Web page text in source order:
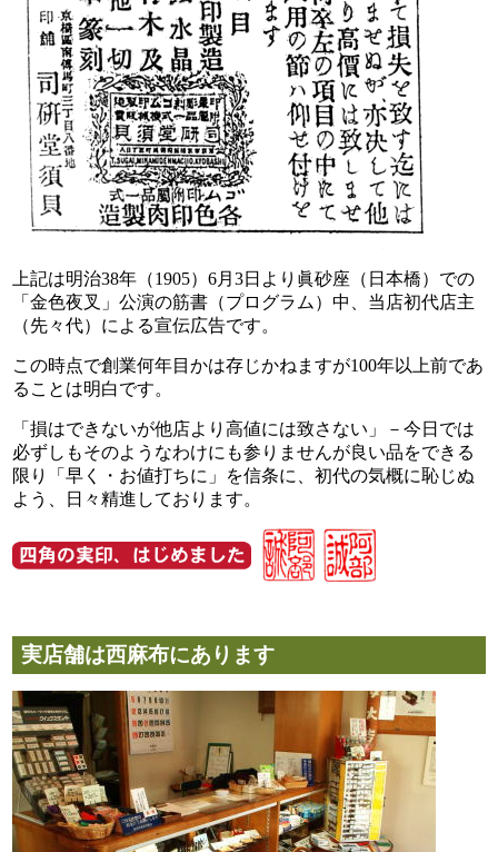
上記は明治38年（1905）6月3日より眞砂座（日本橋） での
「金色夜叉」公演の筋書（プログラム）中、 当店初代店主
（先々代）による宣伝広告です。
この時点で創業何年目かは存じかねますが100年以上前であ
ることは明白です。
「損はできないが他店より高値には致さない」－今日では
必ずしもそのようなわけにも参りませんが良い品をできる
限り「早く・お値打ちに」を信条に、初代の気概に恥じぬ
よう、日々精進しております。
実店舗は西麻布にあります